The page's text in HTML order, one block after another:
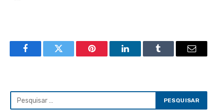
FacebookTwitter Pinterest LinkedInTumblr Email